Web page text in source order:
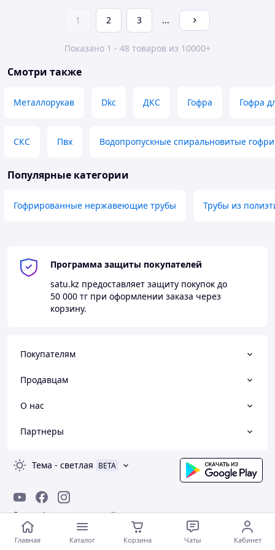
1 2 3 ...
Показано 1 - 48 товаров из 10000+
Смотри также
Металлорукав Dkc ДКС Гофра Гофра
СКС Пвх Водопропускные спиральновитые
Популярные категории
Гофрированные нержавеющие трубы Трубы из
Программа защиты покупателей
satu.kz предоставляет защиту покупок до
50 000 тг при оформлении заказа через
корзину.
Покупателям
Продавцам
О нас
Партнеры
Тема - светлая BETA
© Satu.kz — маркетплейс Казахстана, 2008-2026
Стать продавцом на Сату и создать сайт
Главная Каталог Корзина Чаты Кабинет